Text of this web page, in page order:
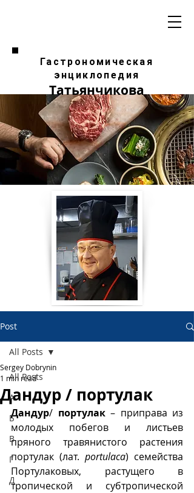
Гастрономическая
энциклопедия
Татьянчикова
Post
All Posts
А
Б
В
Г
Д
All Posts
Дандур / портулак
Sergey Dobrynin
1 min read
Дандур/ портулак – приправа из
молодых побегов и листьев
пряного травянистого растения
портулак (лат. portulaca) семейства
Портулаковых, растущего в
тропической и субтропической